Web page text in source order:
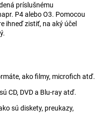
príslušnému
P4 alebo O3. Pomocou
ihneď zistiť, na aký účel
ako filmy, microfich atď.
CD, DVD a Blu-ray atď.
sú diskety, preukazy,